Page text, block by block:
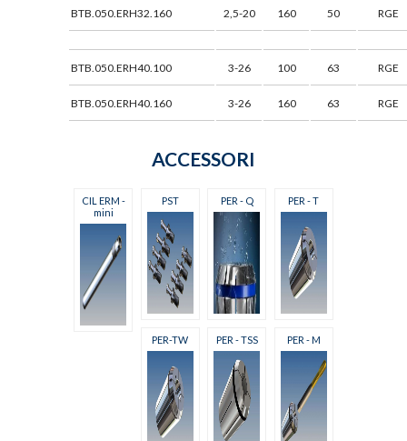
BTB.050.ERH32.160 2,5-20 160 50 RGE
BTB.050.ERH40.100 3-26 100 63 RGE
BTB.050.ERH40.160 3-26 160 63 RGE
ACCESSORI
CIL ERM -
mini
PST PER - Q PER - T
PER-TW PER - TSS PER - M